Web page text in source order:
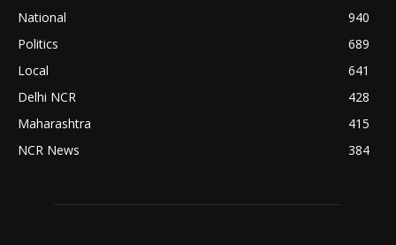
National
940
Politics
689
Local
641
Delhi NCR
428
Maharashtra
415
NCR News
384